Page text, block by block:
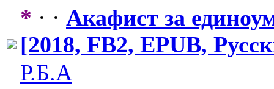
* · · Акафист за
[2018, FB2, EPUB,
Р.Б.А